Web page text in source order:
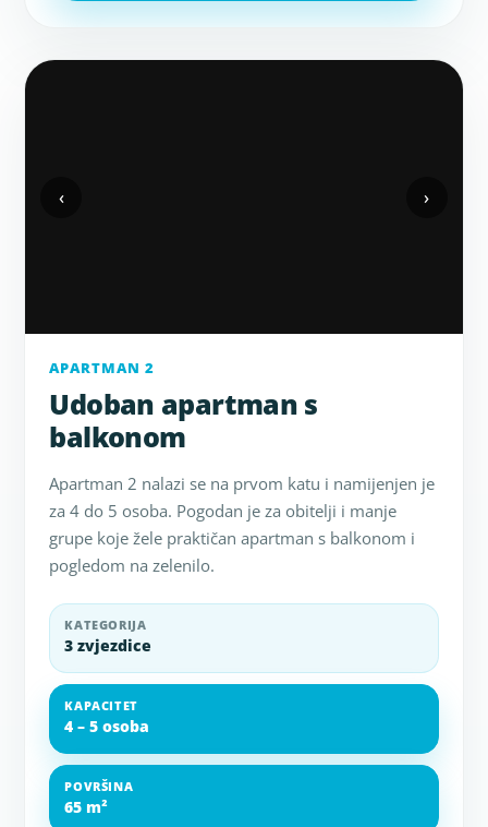
‹ ›
APARTMAN 2
Udoban apartman s
balkonom
Apartman 2 nalazi se na prvom katu i namijenjen je
za 4 do 5 osoba. Pogodan je za obitelji i manje
grupe koje žele praktičan apartman s balkonom i
pogledom na zelenilo.
KATEGORIJA
3 zvjezdice
KAPACITET
4 – 5 osoba
POVRŠINA
65 m²